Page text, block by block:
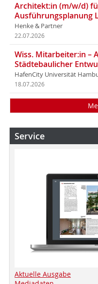
Architekt:in (m/w/d)
Ausführungsplanung
Henke & Partner
22.07.2026
Wiss. Mitarbeiter:in –
Städtebaulicher
HafenCity Universität
18.07.2026
Service
Aktuelle Ausgabe